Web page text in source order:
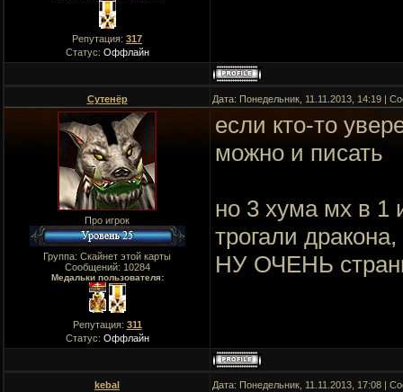
Репутация: 317
Статус: Оффлайн
Сутенёр Дата: Понедельник, 11.11.2013, 14:19 |
Про игрок
Группа: Скайнет этой карты
Сообщений: 10284
Медальки пользователя:
Репутация: 311
Статус: Оффлайн
если кто-то
можно и писать
но 3 хума мх в 1
трогали
НУ ОЧЕНЬ
kebal Дата: Понедельник, 11.11.2013, 17:08 |